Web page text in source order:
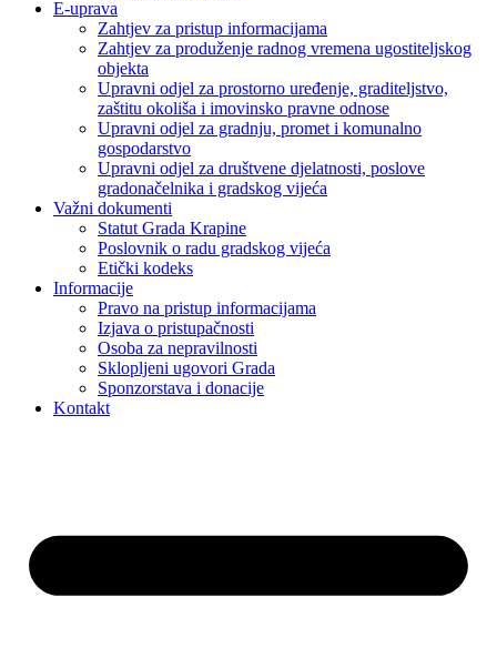
E-uprava
Zahtjev za pristup informacijama
Zahtjev za produženje radnog vremena ugostiteljskog
objekta
Upravni odjel za prostorno uređenje, graditeljstvo,
zaštitu okoliša i imovinsko pravne odnose
Upravni odjel za gradnju, promet i komunalno
gospodarstvo
Upravni odjel za društvene djelatnosti, poslove
gradonačelnika i gradskog vijeća
Važni dokumenti
Statut Grada Krapine
Poslovnik o radu gradskog vijeća
Etički kodeks
Informacije
Pravo na pristup informacijama
Izjava o pristupačnosti
Osoba za nepravilnosti
Sklopljeni ugovori Grada
Sponzorstava i donacije
Kontakt